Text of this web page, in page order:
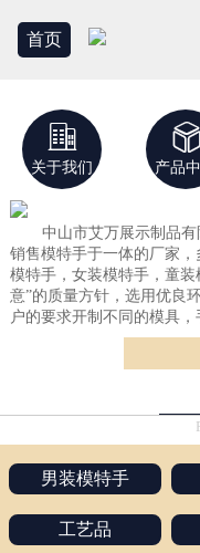
首页

关于我们

产品
中山市艾万展示制品有
销售模特手于一体的厂家
模特手，女装模特手，童
意”的质量方针，选用优良
户的要求开制不同的模具
产品优点：坚固耐用
A系列：男装模特手 B
男装模特手
工艺品